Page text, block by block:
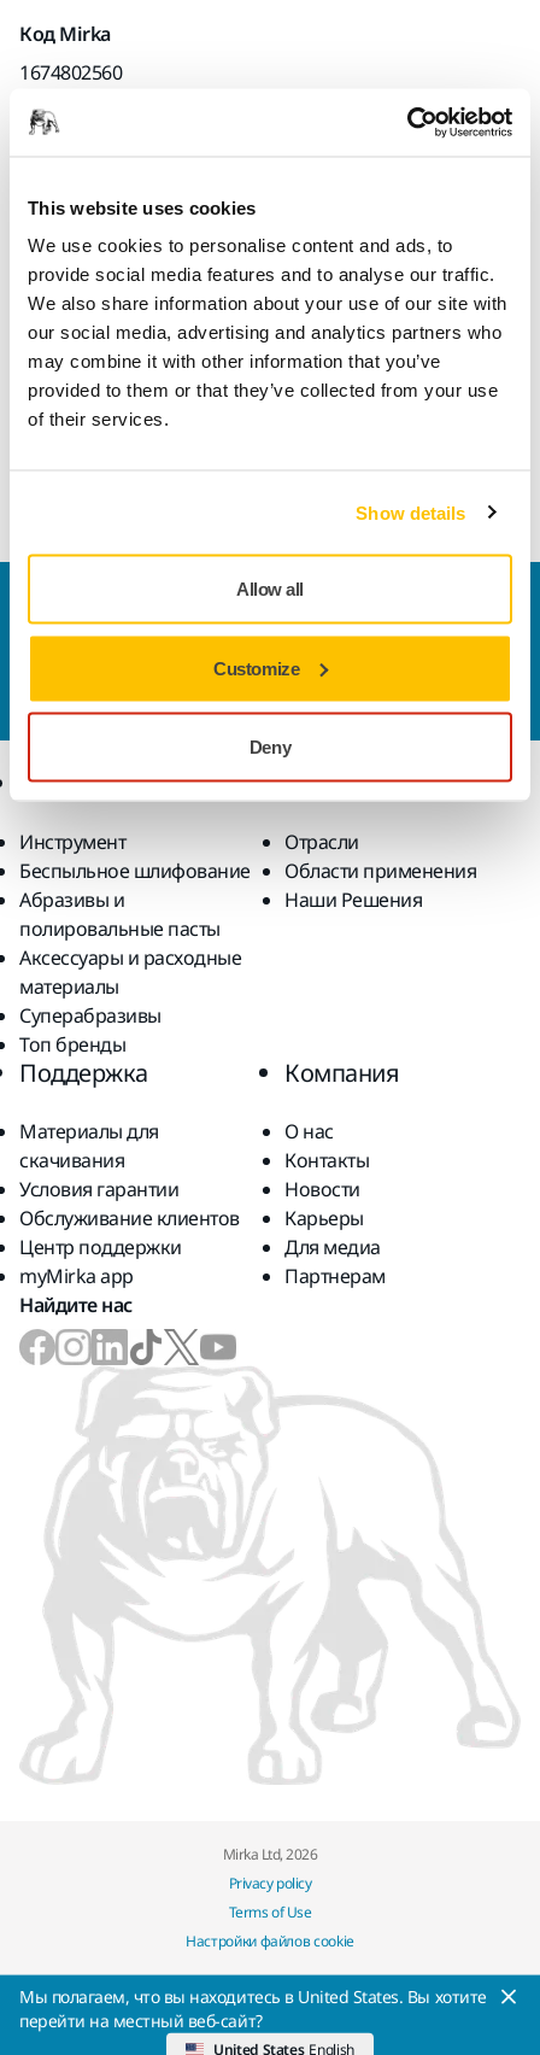
This website uses cookies
We use cookies to personalise content and ads, to
provide social media features and to analyse our traffic.
We also share information about your use of our site with
our social media, advertising and analytics partners who
may combine it with other information that you’ve
provided to them or that they’ve collected from your use
of their services.
Show details
Allow all
Customize
Deny
Код Mirka
1674802560
Техническая информация
Загрузки
Ideal for plaster sanding and compatible with the most
common wall sanders. Mirka Yellow Abrasives Soft is a 225
mm paper disc with 27 holes and a flexible fleece backing.
Хотите узнать больше? Пожалуйста,свяжитесь с
, и специалисты службы поддержки ответят
на ваши вопросы.
Продукты
Инструмент
Беспыльное шлифование
Абразивы и
полировальные пасты
Аксессуары и расходные
материалы
Суперабразивы
Топ бренды
Решения
Отрасли
Области применения
Наши Решения
Поддержка
Материалы для
скачивания
Условия гарантии
Обслуживание клиентов
Центр поддержки
myMirka app
Компания
О нас
Контакты
Новости
Карьеры
Для медиа
Партнерам
Найдите нас
Mirka Ltd, 2026
Privacy policy
Terms of Use
Настройки файлов cookie
Мы полагаем, что вы находитесь в United States. Вы хотите
перейти на местный веб-сайт?
United States English